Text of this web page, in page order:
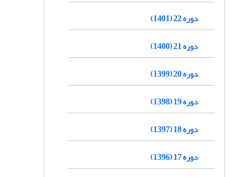
دوره 22 (1401)
دوره 21 (1400)
دوره 20 (1399)
دوره 19 (1398)
دوره 18 (1397)
دوره 17 (1396)